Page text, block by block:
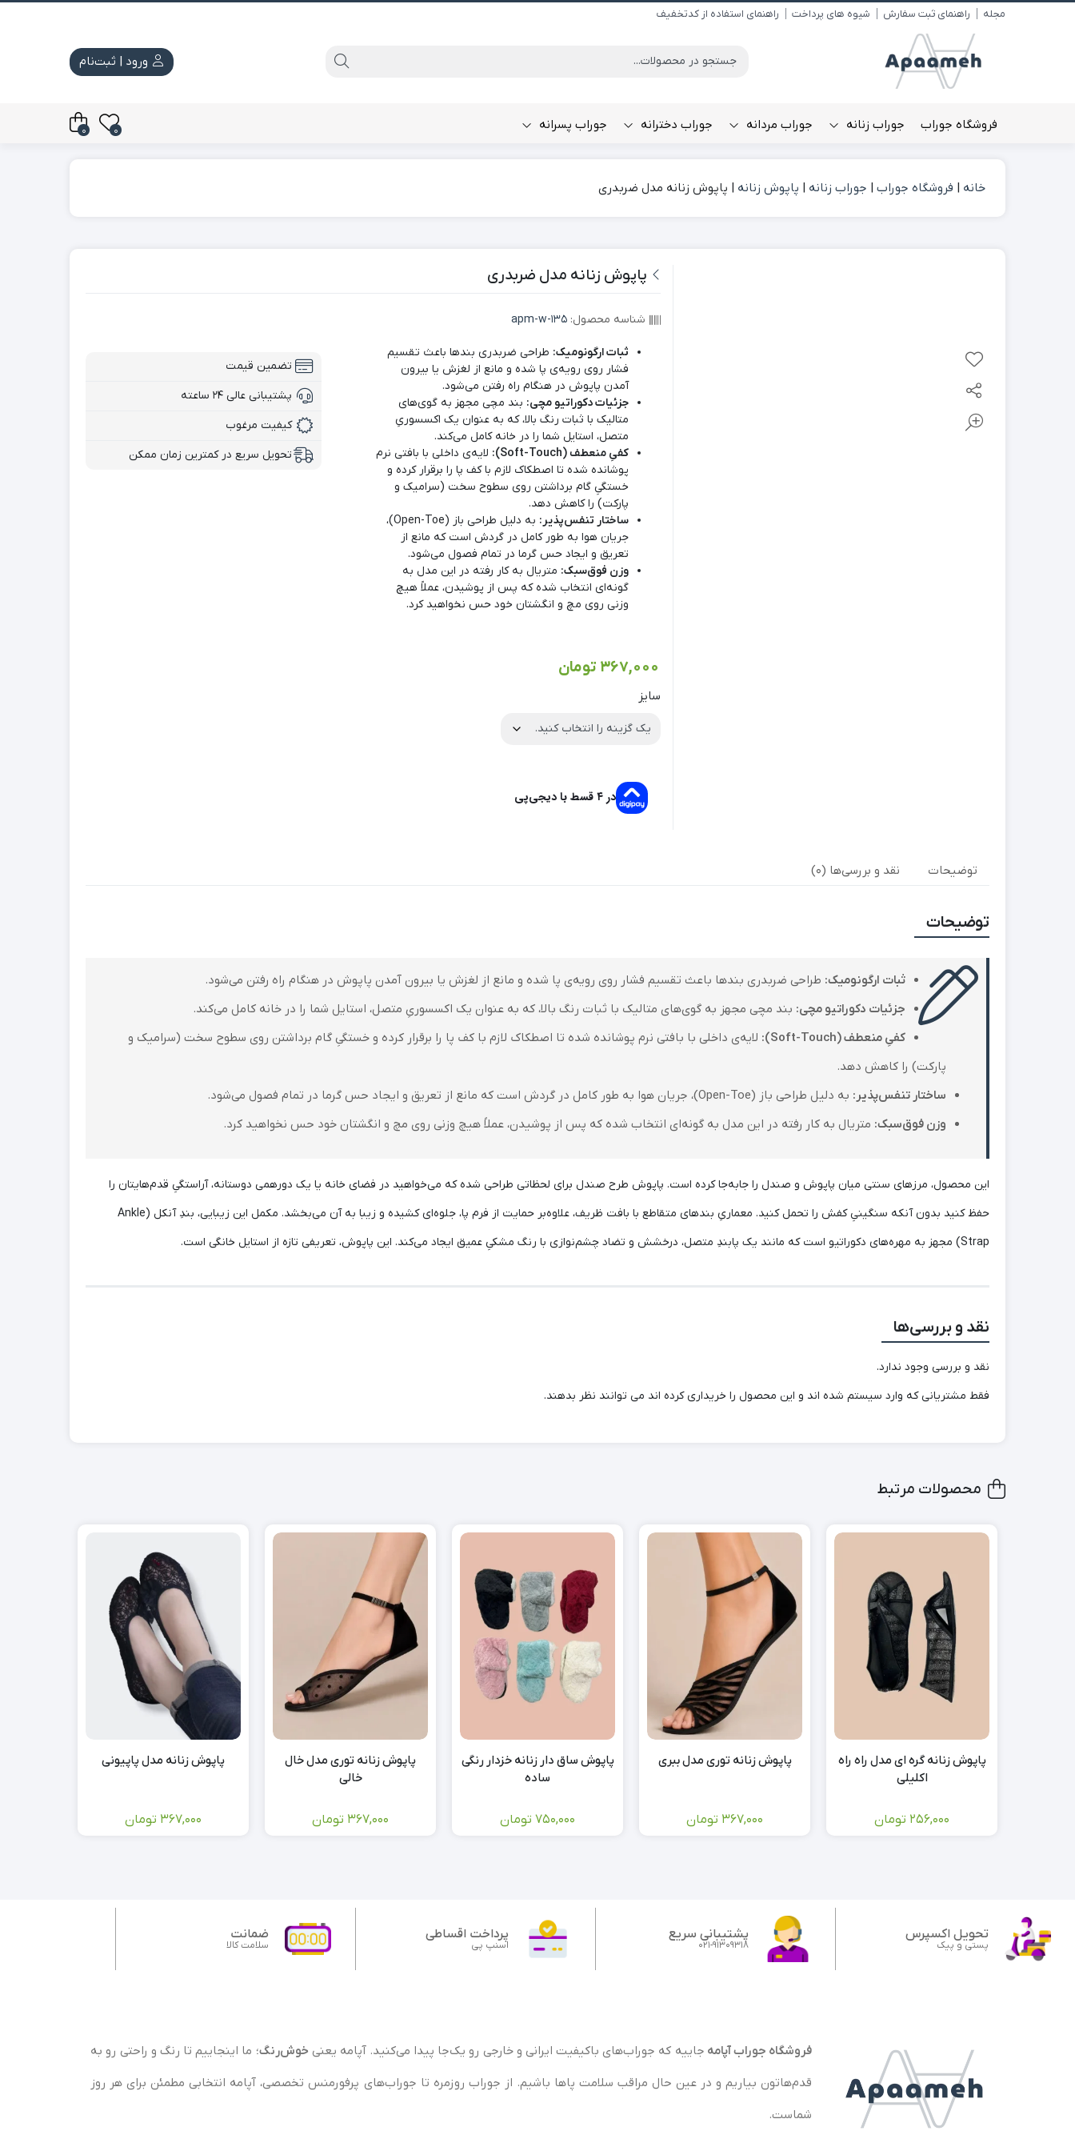
مجله راهنمای ثبت سفارش شیوه های پرداخت راهنمای استفاده از کدتخفیف
ورود | ثبت‌نام
فروشگاه جوراب جوراب زنانه جوراب مردانه جوراب دخترانه جوراب پسرانه 0
0
خانه | فروشگاه جوراب | جوراب زنانه | پاپوش زنانه | پاپوش زنانه مدل ضربدری
پاپوش زنانه مدل ضربدری
شناسه محصول:apm-w-135
ثبات ارگونومیک: طراحی ضربدری بندها باعث تقسیم
فشار روی رویه‌ی پا شده و مانع از لغزش یا بیرون
آمدن پاپوش در هنگام راه رفتن می‌شود.
جزئیات دکوراتیو مچی: بند مچی مجهز به گوی‌های
متالیک با ثبات رنگ بالا، که به عنوان یک اکسسوریِ
متصل، استایل شما را در خانه کامل می‌کند.
کفیِ منعطف (Soft-Touch):
لایه‌ی داخلی با بافتی نرم
پوشانده شده تا اصطکاک لازم با کف پا را برقرار کرده و
خستگیِ گام برداشتن روی سطوح سخت (سرامیک و
پارکت) را کاهش دهد.
ساختار تنفس‌پذیر:
به دلیل طراحی باز (Open-Toe)،
جریان هوا به طور کامل در گردش است که مانع از
تعریق و ایجاد حس گرما در تمام فصول می‌شود.
وزن فوق‌سبک: متریال به کار رفته در این مدل به
گونه‌ای انتخاب شده که پس از پوشیدن، عملاً هیچ
وزنی روی مچ و انگشتان خود حس نخواهید کرد.
تضمین قیمت
پشتیبانی عالی ۲۴ ساعته
کیفیت مرغوب
تحویل سریع در کمترین زمان ممکن
367,000 تومان
سایز
در ۴ قسط با دیجی‌پی
توضیحات نقد و بررسی‌ها (0)
توضیحات
ثبات ارگونومیک: طراحی ضربدری بندها باعث تقسیم فشار روی رویه‌ی پا شده و مانع از لغزش یا بیرون آمدن پاپوش در هنگام راه رفتن می‌شود.
جزئیات دکوراتیو مچی: بند مچی مجهز به گوی‌های متالیک با ثبات رنگ بالا، که به عنوان یک اکسسوریِ متصل، استایل شما را در خانه کامل می‌کند.
کفیِ منعطف (Soft-Touch):
لایه‌ی داخلی با بافتی نرم پوشانده شده تا اصطکاک لازم با کف پا را برقرار کرده و خستگیِ گام برداشتن روی سطوح سخت (سرامیک و
پارکت) را کاهش دهد.
ساختار تنفس‌پذیر: به دلیل طراحی باز (Open-Toe)، جریان هوا به طور کامل در گردش است که مانع از تعریق و ایجاد حس گرما در تمام فصول می‌شود.
وزن فوق‌سبک: متریال به کار رفته در این مدل به گونه‌ای انتخاب شده که پس از پوشیدن، عملاً هیچ وزنی روی مچ و انگشتان خود حس نخواهید کرد.
این محصول، مرزهای سنتی میان پاپوش و صندل را جابه‌جا کرده است. پاپوش طرح صندل برای لحظاتی طراحی شده که می‌خواهید در فضای خانه یا یک دورهمی دوستانه، آراستگیِ قدم‌هایتان را
حفظ کنید بدون آنکه سنگینیِ کفش را تحمل کنید. معماریِ بندهای متقاطع با بافت ظریف، علاوه‌بر حمایت از فرم پا، جلوه‌ای کشیده و زیبا به آن می‌بخشد. مکمل این زیبایی، بندِ آنکل (Ankle
Strap) مجهز به مهره‌های دکوراتیو است که مانند یک پابندِ متصل، درخشش و تضاد چشم‌نوازی با رنگ مشکیِ عمیق ایجاد می‌کند. این پاپوش، تعریفی تازه از استایل خانگی است.
نقد و بررسی‌ها
نقد و بررسی وجود ندارد.
فقط مشتریانی که وارد سیستم شده اند و این محصول را خریداری کرده اند می توانند نظر بدهند.
محصولات مرتبط
پاپوش زنانه گره ای مدل راه راه
اکلیلی
256,000 تومان
پاپوش زنانه توری مدل ببری
367,000 تومان
پاپوش ساق دار زنانه خزدار رنگی
ساده
750,000 تومان
پاپوش زنانه توری مدل خال
خالی
367,000 تومان
پاپوش زنانه مدل پاپیونی
367,000 تومان
تحویل اکسپرس
پستی و پیک
پشتیبانی سریع
021-91309318
پرداخت اقساطی
اسنپ پی
ضمانت
سلامت کالا
فروشگاه جوراب آپامه جاییه که جوراب‌های باکیفیت ایرانی و خارجی رو یک‌جا پیدا می‌کنید. آپامه یعنی خوش‌رنگ؛ ما اینجاییم تا رنگ و راحتی رو به
قدم‌هاتون بیاریم و در عین حال مراقب سلامت پاها باشیم. از جوراب روزمره تا جوراب‌های پرفورمنس تخصصی، آپامه انتخابی مطمئن برای هر روز
شماست.